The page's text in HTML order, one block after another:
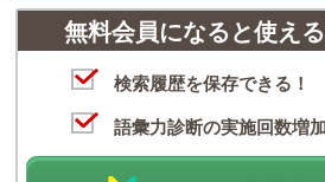
無料会員になると使え
検索履歴を保存できる！
語彙力診断の実施回数増